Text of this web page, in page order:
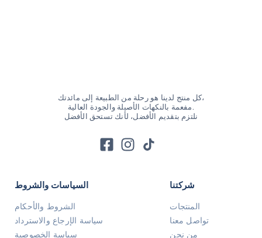
كل منتج لدينا هو رحلة من الطبيعة إلى مائدتك،
مفعمة بالنكهات الأصيلة والجودة العالية.
نلتزم بتقديم الأفضل، لأنك تستحق الأفضل
السياسات والشروط
الشروط والأحكام
سياسة الإرجاع والاسترداد
شركتنا
المنتجات
تواصل معنا